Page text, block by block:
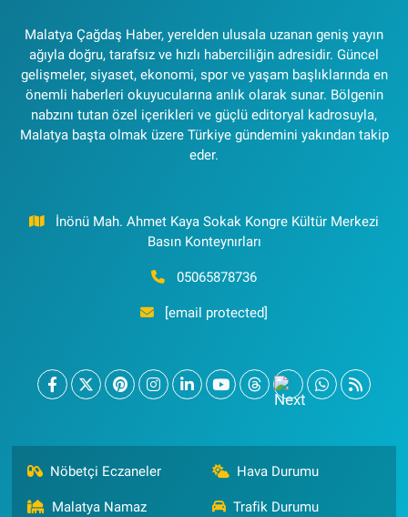
Malatya Çağdaş Haber, yerelden ulusala uzanan geniş yayın
ağıyla doğru, tarafsız ve hızlı haberciliğin adresidir. Güncel
gelişmeler, siyaset, ekonomi, spor ve yaşam başlıklarında en
önemli haberleri okuyucularına anlık olarak sunar. Bölgenin
nabzını tutan özel içerikleri ve güçlü editoryal kadrosuyla,
Malatya başta olmak üzere Türkiye gündemini yakından takip
eder.
İnönü Mah. Ahmet Kaya Sokak Kongre Kültür Merkezi
Basın Konteynırları
05065878736
[email protected]
Nöbetçi Eczaneler Hava Durumu
Malatya Namaz
Trafik Durumu